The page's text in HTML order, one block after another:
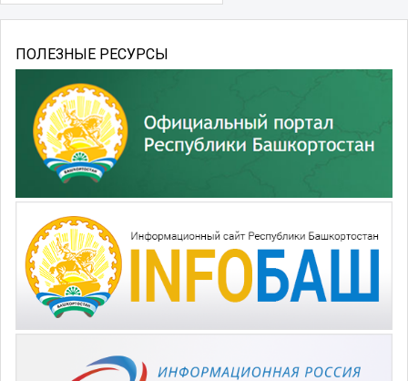
ПОЛЕЗНЫЕ РЕСУРСЫ